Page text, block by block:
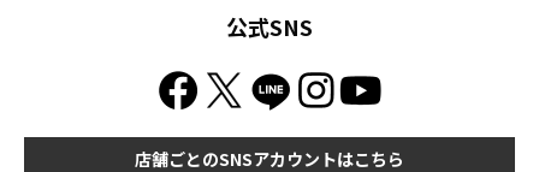
公式SNS
店舗ごとのSNSアカウントはこちら